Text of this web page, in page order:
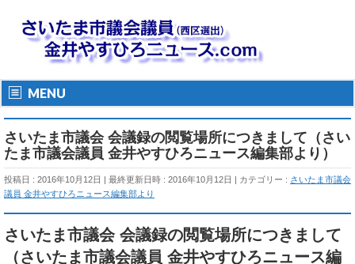
MENU
さいたま市議会 会議録の閲覧場所につきまして（さい
たま市議会議員 金井やすひろニュース編集部より）
投稿日 : 2016年10月12日 最終更新日時 : 2016年10月12日 カテゴリー : さいたま市議会
議員 金井やすひろニュース編集部より
さいたま市議会 会議録の閲覧場所につきまして
（さいたま市議会議員 金井やすひろニュース編